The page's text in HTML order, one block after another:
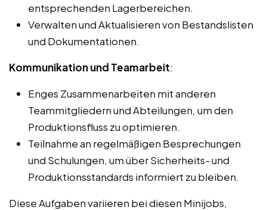
entsprechenden Lagerbereichen.
Verwalten und Aktualisieren von Bestandslisten
und Dokumentationen.
Kommunikation und Teamarbeit:
Enges Zusammenarbeiten mit anderen
Teammitgliedern und Abteilungen, um den
Produktionsfluss zu optimieren.
Teilnahme an regelmäßigen Besprechungen
und Schulungen, um über Sicherheits- und
Produktionsstandards informiert zu bleiben.
Diese Aufgaben variieren bei diesen Minijobs,